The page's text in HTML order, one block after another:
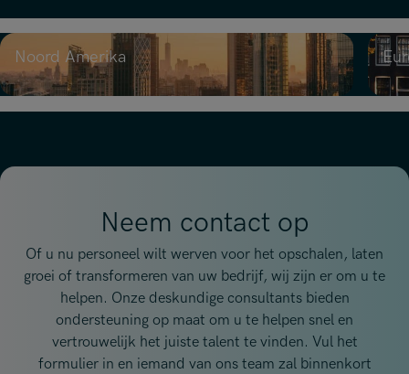
Noord Amerika
Neem contact op
Of u nu personeel wilt werven voor het opschalen, laten
groei of transformeren van uw bedrijf, wij zijn er om u te
helpen. Onze deskundige consultants bieden
ondersteuning op maat om u te helpen snel en
vertrouwelijk het juiste talent te vinden. Vul het
formulier in en iemand van ons team zal binnenkort